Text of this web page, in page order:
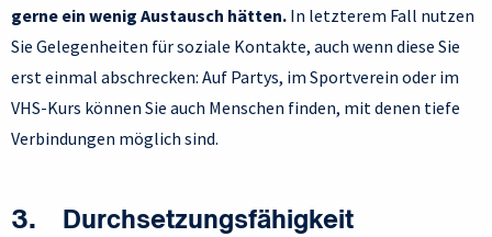
gerne ein wenig Austausch hätten. In letzterem Fall nutzen
Sie Gelegenheiten für soziale Kontakte, auch wenn diese Sie
erst einmal abschrecken: Auf Partys, im Sportverein oder im
VHS-Kurs können Sie auch Menschen finden, mit denen tiefe
Verbindungen möglich sind.
3. Durchsetzungsfähigkeit